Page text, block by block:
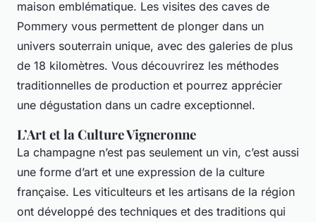
maison emblématique. Les visites des caves de
Pommery vous permettent de plonger dans un
univers souterrain unique, avec des galeries de plus
de 18 kilomètres. Vous découvrirez les méthodes
traditionnelles de production et pourrez apprécier
une dégustation dans un cadre exceptionnel.
L’Art et la Culture Vigneronne
La champagne n’est pas seulement un vin, c’est aussi
une forme d’art et une expression de la culture
française. Les viticulteurs et les artisans de la région
ont développé des techniques et des traditions qui